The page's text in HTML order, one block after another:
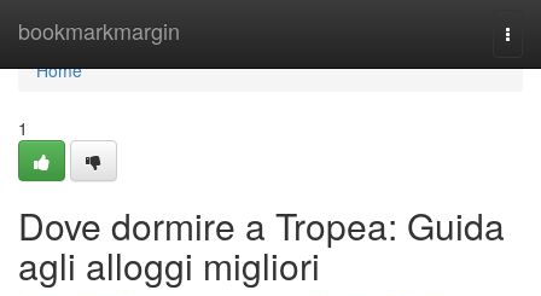
bookmarkmargin
Home
Home
1
Dove dormire a Tropea: Guida
agli alloggi migliori